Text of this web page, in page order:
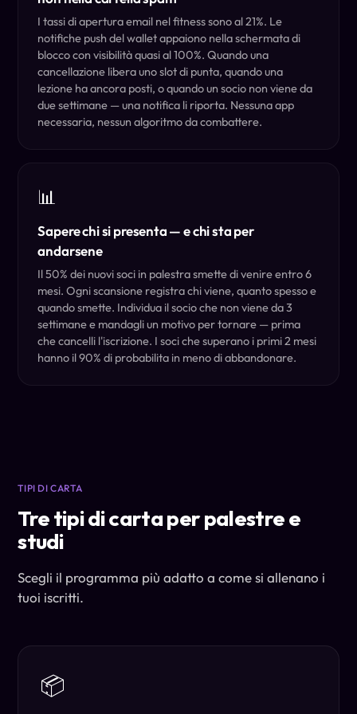
I tassi di apertura email nel fitness sono al 21%. Le
notifiche push del wallet appaiono nella schermata di
blocco con visibilità quasi al 100%. Quando una
cancellazione libera uno slot di punta, quando una
lezione ha ancora posti, o quando un socio non viene da
due settimane — una notifica li riporta. Nessuna app
necessaria, nessun algoritmo da combattere.
📊
Sapere chi si presenta — e chi sta per
andarsene
Il 50% dei nuovi soci in palestra smette di venire entro 6
mesi. Ogni scansione registra chi viene, quanto spesso e
quando smette. Individua il socio che non viene da 3
settimane e mandagli un motivo per tornare — prima
che cancelli l'iscrizione. I soci che superano i primi 2 mesi
hanno il 90% di probabilita in meno di abbandonare.
TIPI DI CARTA
Tre tipi di carta per palestre e
studi
Scegli il programma più adatto a come si allenano i
tuoi iscritti.
📦